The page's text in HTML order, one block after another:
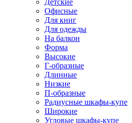
Детские
Офисные
Для книг
Для одежды
На балкон
Форма
Высокие
Г-образные
Длинные
Низкие
П-образные
Радиусные шкафы-купе
Широкие
Угловые шкафы-купе